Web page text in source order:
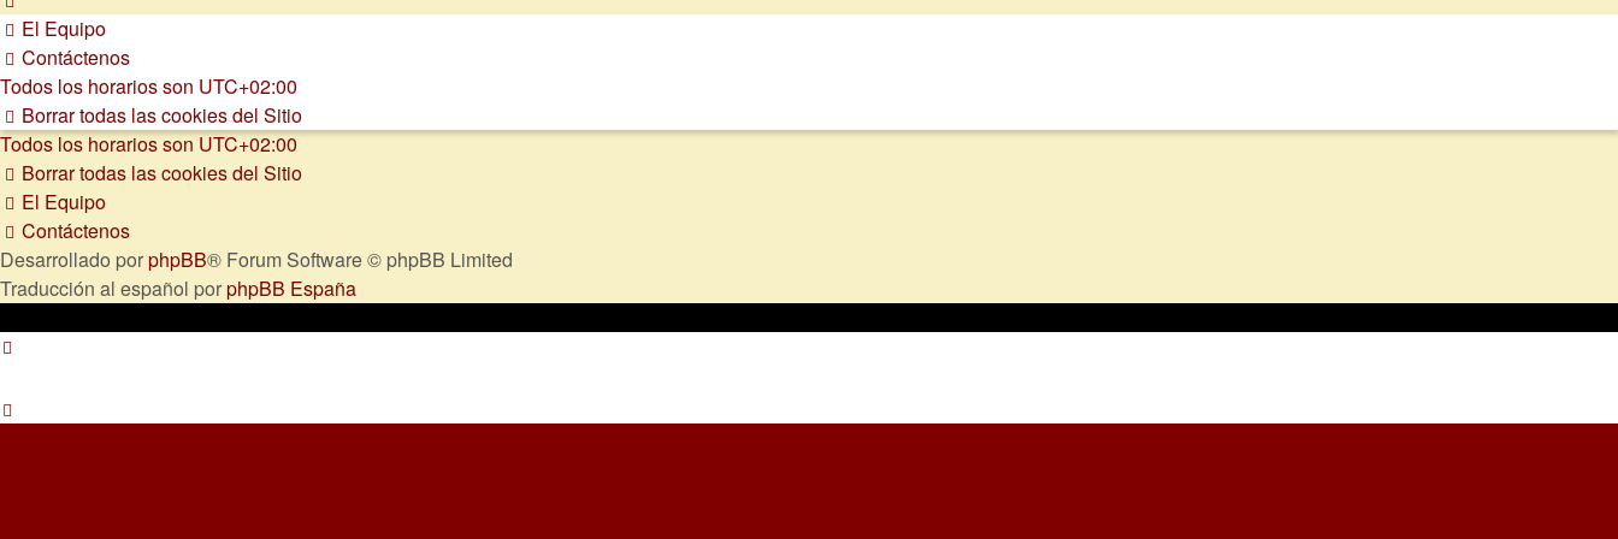
El Equipo
Contáctenos
Todos los horarios son UTC+02:00
Borrar todas las cookies del Sitio
Todos los horarios son UTC+02:00
Borrar todas las cookies del Sitio
El Equipo
Contáctenos
Desarrollado porphpBB® Forum Software © phpBB Limited
Traducción al español porphpBB España